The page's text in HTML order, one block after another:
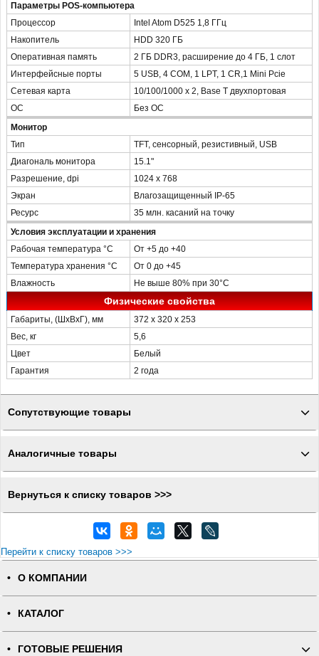
Параметры POS-компьютера
Процессор
Intel Atom D525 1,8 ГГц
Накопитель
HDD 320 ГБ
Оперативная память
2 ГБ DDR3, расширение до 4 ГБ, 1 слот
Интерфейсные порты
5 USB, 4 COM, 1 LPT, 1 CR,1 Mini Pcie
Сетевая карта
10/100/1000 х 2, Base T двухпортовая
ОС
Без ОС
Монитор
Тип
TFT, сенсорный, резистивный, USB
Диагональ монитора
15.1"
Разрешение, dpi
1024 х 768
Экран
Влагозащищенный IP-65
Ресурс
35 млн. касаний на точку
Условия эксплуатации и хранения
Рабочая температура °С
От +5 до +40
Температура хранения °С
От 0 до +45
Влажность
Не выше 80% при 30°С
Физические свойства
Габариты, (ШхВxГ), мм
372 х 320 х 253
Вес, кг
5,6
Цвет
Белый
Гарантия
2 года
Сопутствующие товары
Аналогичные товары
Вернуться к списку товаров >>>
Перейти к списку товаров >>>
О КОМПАНИИ
КАТАЛОГ
ГОТОВЫЕ РЕШЕНИЯ